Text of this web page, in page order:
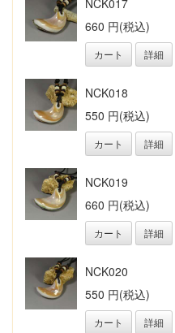
NCK017
660 円(税込)
カート 詳細
NCK018
550 円(税込)
カート 詳細
NCK019
660 円(税込)
カート 詳細
NCK020
550 円(税込)
カート 詳細